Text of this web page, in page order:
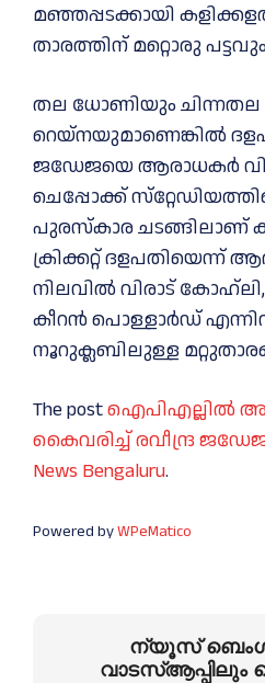
മഞ്ഞപ്പടക്കായി
താരത്തിന് മറ്റൊരു
തല ധോണിയും
റെയ്‌നയുമാണെങ്കിൽ
ജഡേജയെ ആരാധകർ
ചെപ്പോക്ക്
പുരസ്‌കാര ചടങ്ങിലാണ്
ക്രിക്കറ്റ് ദളപതിയെന്ന്
നിലവിൽ വിരാട്
കീറൻ പൊള്ളാർഡ്
നൂറുക്ലബിലുള്ള
The postഐപിഎല്ലിൽ
കൈവരിച്ച് രവീന്ദ്ര
News Bengaluru.
Powered byWPeMatico
ന്യൂസ്
വാടസ്ആപ്പിലും